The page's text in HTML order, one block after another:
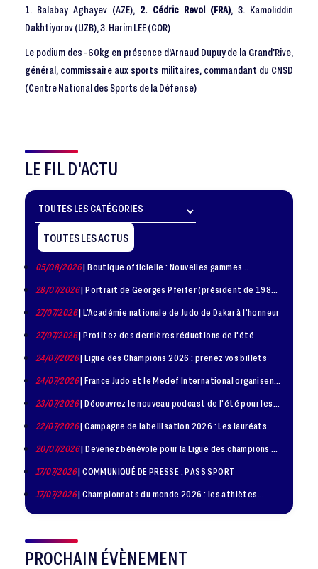
1. Balabay Aghayev (AZE), 2. Cédric Revol (FRA), 3. Kamoliddin
Dakhtiyorov (UZB), 3. Harim LEE (COR)
Le podium des -60kg en présence d'Arnaud Dupuy de la Grand’Rive,
général, commissaire aux sports militaires, commandant du CNSD
(Centre National des Sports de la Défense)
LE FIL D'ACTU
TOUTES LES ACTUS
05/08/2026| Boutique officielle : Nouvelles gammes
28/07/2026| Portrait de Georges Pfeifer (président de 1981
27/07/2026| L'Académie nationale de Judo de Dakar à l'honneur
27/07/2026| Profitez des dernières réductions de l'été
24/07/2026| Ligue des Champions 2026 : prenez vos billets
24/07/2026| France Judo et le Medef International organisent
23/07/2026| Découvrez le nouveau podcast de l'été pour les
22/07/2026| Campagne de labellisation 2026 : Les lauréats
20/07/2026| Devenez bénévole pour la Ligue des champions de
17/07/2026| COMMUNIQUÉ DE PRESSE : PASS SPORT
17/07/2026| Championnats du monde 2026 : les athlètes
PROCHAIN ÉVÈNEMENT